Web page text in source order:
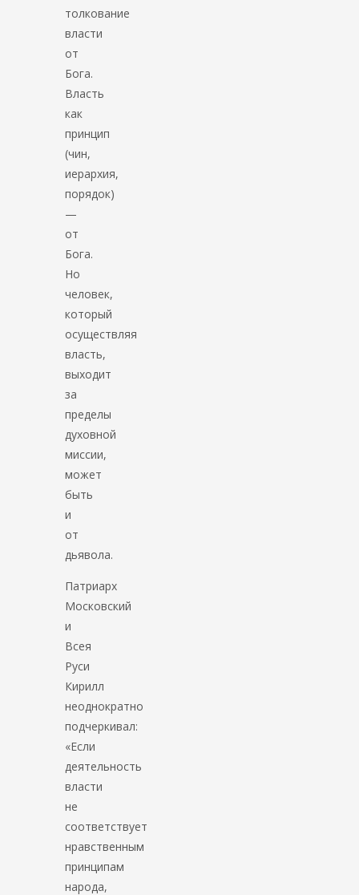
толкование
власти
от
Бога.
Власть
как
принцип
(чин,
иерархия,
порядок)
—
от
Бога.
Но
человек,
который
осуществляя
власть,
выходит
за
пределы
духовной
миссии,
может
быть
и
от
дьявола.
Патриарх
Московский
и
Всея
Руси
Кирилл
неоднократно
подчеркивал:
«Если
деятельность
власти
не
соответствует
нравственным
принципам
народа,